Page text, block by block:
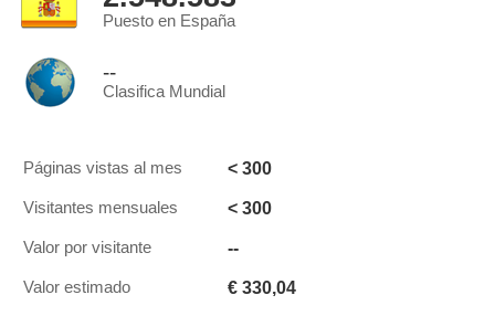
Puesto en España
--
Clasifica Mundial
Páginas vistas al mes < 300
Visitantes mensuales < 300
Valor por visitante --
Valor estimado € 330,04